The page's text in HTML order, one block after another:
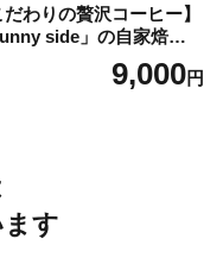
だわりの贅沢コーヒー】
side」の自家焙煎珈
レンド珈琲飲み比べセッ
9,000円
す